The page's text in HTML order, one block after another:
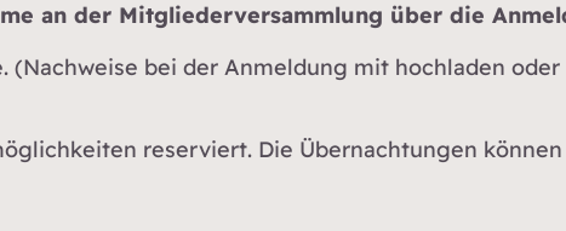
an der Mitgliederversammlung über die
bei der Anmeldung mit hochladen oder
reserviert. Die Übernachtungen